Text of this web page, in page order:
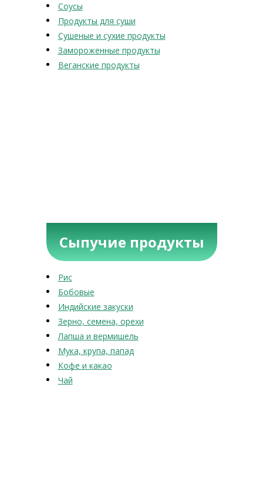
Соусы
Продукты для суши
Сушеные и сухие продукты
Замороженные продукты
Веганские продукты
Сыпучие продукты
Рис
Бобовые
Индийские закуски
Зерно, семена, орехи
Лапша и вермишель
Мука, крупа, папад
Кофе и какао
Чай